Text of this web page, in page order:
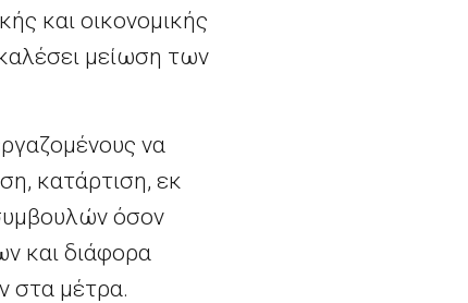
και οικονομικής
μείωση των
να
κατάρτιση, εκ
όσον
και διάφορα
στα μέτρα.